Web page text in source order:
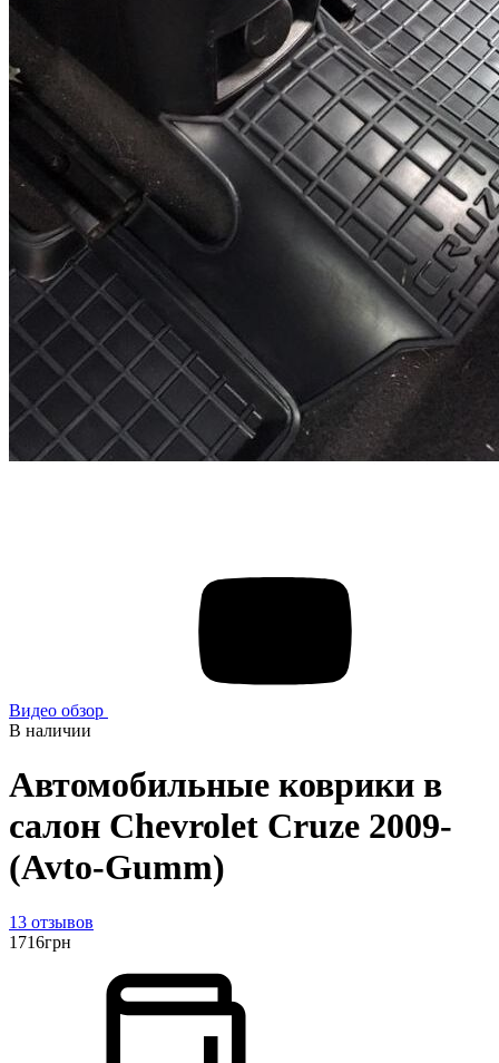
Видео обзор
В наличии
Автомобильные коврики в
салон Chevrolet Cruze 2009-
(Avto-Gumm)
13 отзывов
1716грн